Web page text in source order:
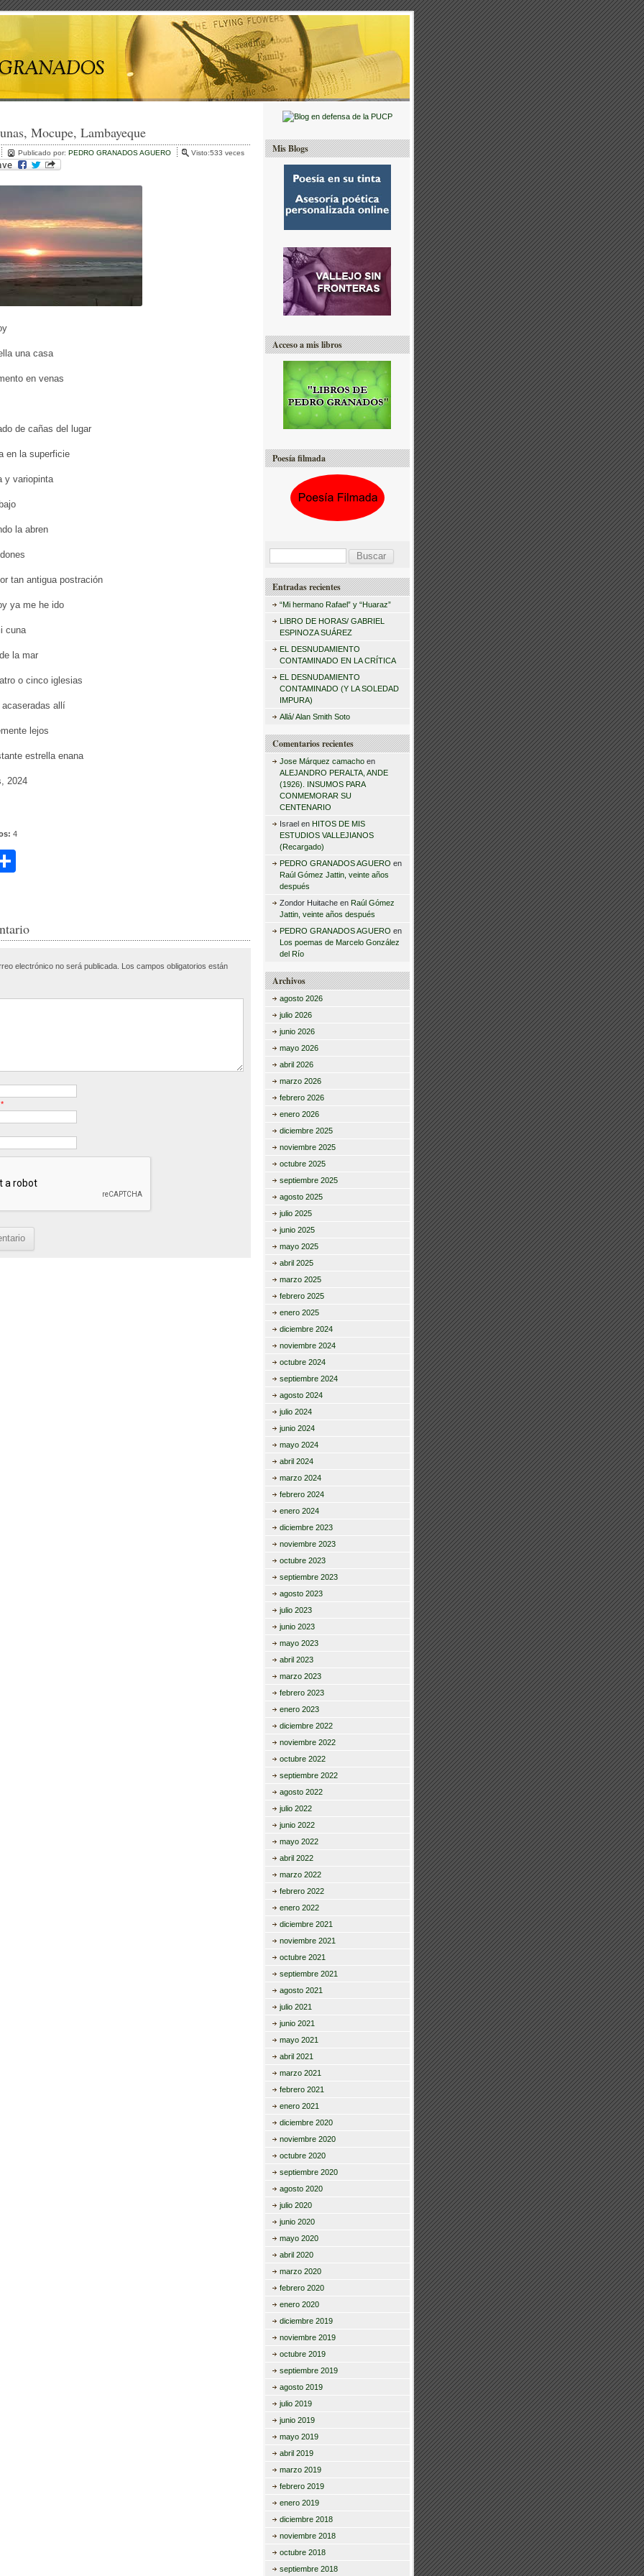
Mocupe, Lambayeque
Publicado por: PEDRO GRANADOS AGUERO Visto:533 veces
una casa
en venas
de cañas del lugar
en la superficie
y variopinta
la abren
tan antigua postración
ya me he ido
cuna
la mar
o cinco iglesias
acaseradas allí
lejos
estrella enana
2024
4
p
tir
electrónico no será publicada. Los campos obligatorios están
*
Mis Blogs
Acceso a mis libros
Poesía filmada
s
r
Entradas recientes
“Mi hermano Rafael” y “Huaraz”
LIBRO DE HORAS/ GABRIEL
ESPINOZA SUÁREZ
EL DESNUDAMIENTO
CONTAMINADO EN LA CRÍTICA
EL DESNUDAMIENTO
CONTAMINADO (Y LA SOLEDAD
IMPURA)
Allá/ Alan Smith Soto
Comentarios recientes
Jose Márquez camachoen
ALEJANDRO PERALTA, ANDE
(1926). INSUMOS PARA
CONMEMORAR SU
CENTENARIO
Israelen HITOS DE MIS
ESTUDIOS VALLEJIANOS
(Recargado)
PEDRO GRANADOS AGUERO en
Raúl Gómez Jattin, veinte años
después
Zondor Huitacheen Raúl Gómez
Jattin, veinte años después
PEDRO GRANADOS AGUERO en
Los poemas de Marcelo González
del Río
Archivos
agosto 2026
julio 2026
junio 2026
mayo 2026
abril 2026
marzo 2026
febrero 2026
enero 2026
diciembre 2025
noviembre 2025
octubre 2025
septiembre 2025
agosto 2025
julio 2025
junio 2025
mayo 2025
abril 2025
marzo 2025
febrero 2025
enero 2025
diciembre 2024
noviembre 2024
octubre 2024
septiembre 2024
agosto 2024
julio 2024
junio 2024
mayo 2024
abril 2024
marzo 2024
febrero 2024
enero 2024
diciembre 2023
noviembre 2023
octubre 2023
septiembre 2023
agosto 2023
julio 2023
junio 2023
mayo 2023
abril 2023
marzo 2023
febrero 2023
enero 2023
diciembre 2022
noviembre 2022
octubre 2022
septiembre 2022
agosto 2022
julio 2022
junio 2022
mayo 2022
abril 2022
marzo 2022
febrero 2022
enero 2022
diciembre 2021
noviembre 2021
octubre 2021
septiembre 2021
agosto 2021
julio 2021
junio 2021
mayo 2021
abril 2021
marzo 2021
febrero 2021
enero 2021
diciembre 2020
noviembre 2020
octubre 2020
septiembre 2020
agosto 2020
julio 2020
junio 2020
mayo 2020
abril 2020
marzo 2020
febrero 2020
enero 2020
diciembre 2019
noviembre 2019
octubre 2019
septiembre 2019
agosto 2019
julio 2019
junio 2019
mayo 2019
abril 2019
marzo 2019
febrero 2019
enero 2019
diciembre 2018
noviembre 2018
octubre 2018
septiembre 2018